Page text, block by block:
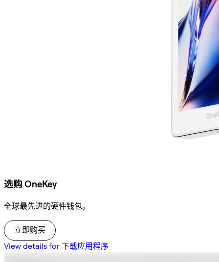
选购 OneKey
全球最先进的硬件钱包。
立即购买
View details for 下载应用程序